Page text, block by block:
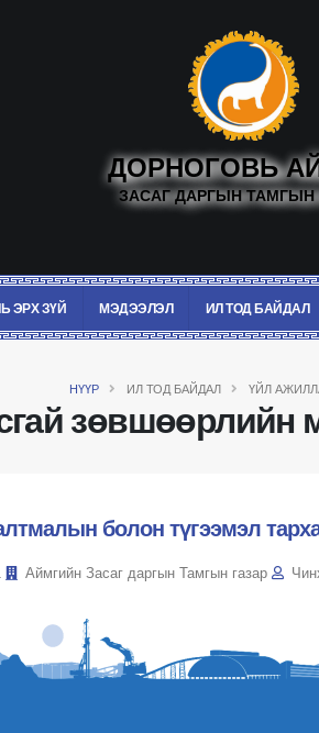
ДОРНОГОВЬ
ЗАСАГ ДАРГЫН ТАМГЫН
ЭРХ ЗҮЙ МЭДЭЭЛЭЛ ИЛ ТОД БАЙДАЛ
НҮҮР ИЛ ТОД БАЙДАЛ ҮЙЛ
зөвшөөрлийн
болон түгээмэл
Аймгийн Засаг даргын Тамгын газар